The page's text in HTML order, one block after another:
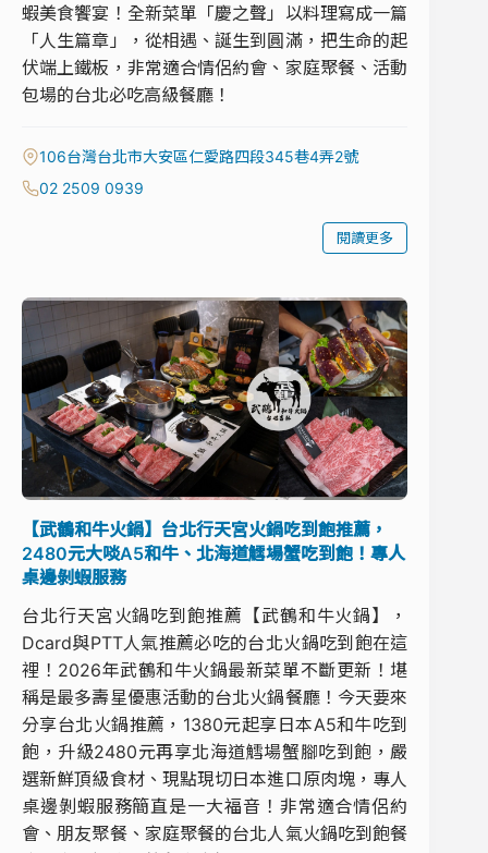
蝦美食饗宴！全新菜單「慶之聲」以料理寫成一篇
「人生篇章」，從相遇、誕生到圓滿，把生命的起
伏端上鐵板，非常適合情侶約會、家庭聚餐、活動
包場的台北必吃高級餐廳！
106台灣台北市大安區仁愛路四段345巷4弄2號
02 2509 0939
閱讀更多
【武鶴和牛火鍋】台北行天宮火鍋吃到飽推薦，
2480元大啖A5和牛、北海道鱈場蟹吃到飽！專人
桌邊剝蝦服務
台北行天宮火鍋吃到飽推薦【武鶴和牛火鍋】，
Dcard與PTT人氣推薦必吃的台北火鍋吃到飽在這
裡！2026年武鶴和牛火鍋最新菜單不斷更新！堪
稱是最多壽星優惠活動的台北火鍋餐廳！今天要來
分享台北火鍋推薦，1380元起享日本A5和牛吃到
飽，升級2480元再享北海道鱈場蟹腳吃到飽，嚴
選新鮮頂級食材、現點現切日本進口原肉塊，專人
桌邊剝蝦服務簡直是一大福音！非常適合情侶約
會、朋友聚餐、家庭聚餐的台北人氣火鍋吃到飽餐